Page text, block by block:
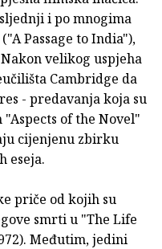
i po mnogima
Passage to India"),
velikog uspjeha
Cambridge da
- predavanja koja su
of the Novel"
cijenjenu zbirku
eseja.
priče od kojih su
smrti u "The Life
Međutim, jedini